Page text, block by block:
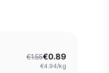
€1.55€0.89
€4.94/kg